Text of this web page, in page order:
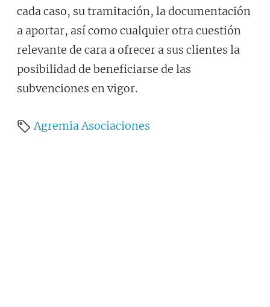
cada caso, su tramitación, la documentación
a aportar, así como cualquier otra cuestión
relevante de cara a ofrecer a sus clientes la
posibilidad de beneficiarse de las
subvenciones en vigor.
AgremiaAsociaciones